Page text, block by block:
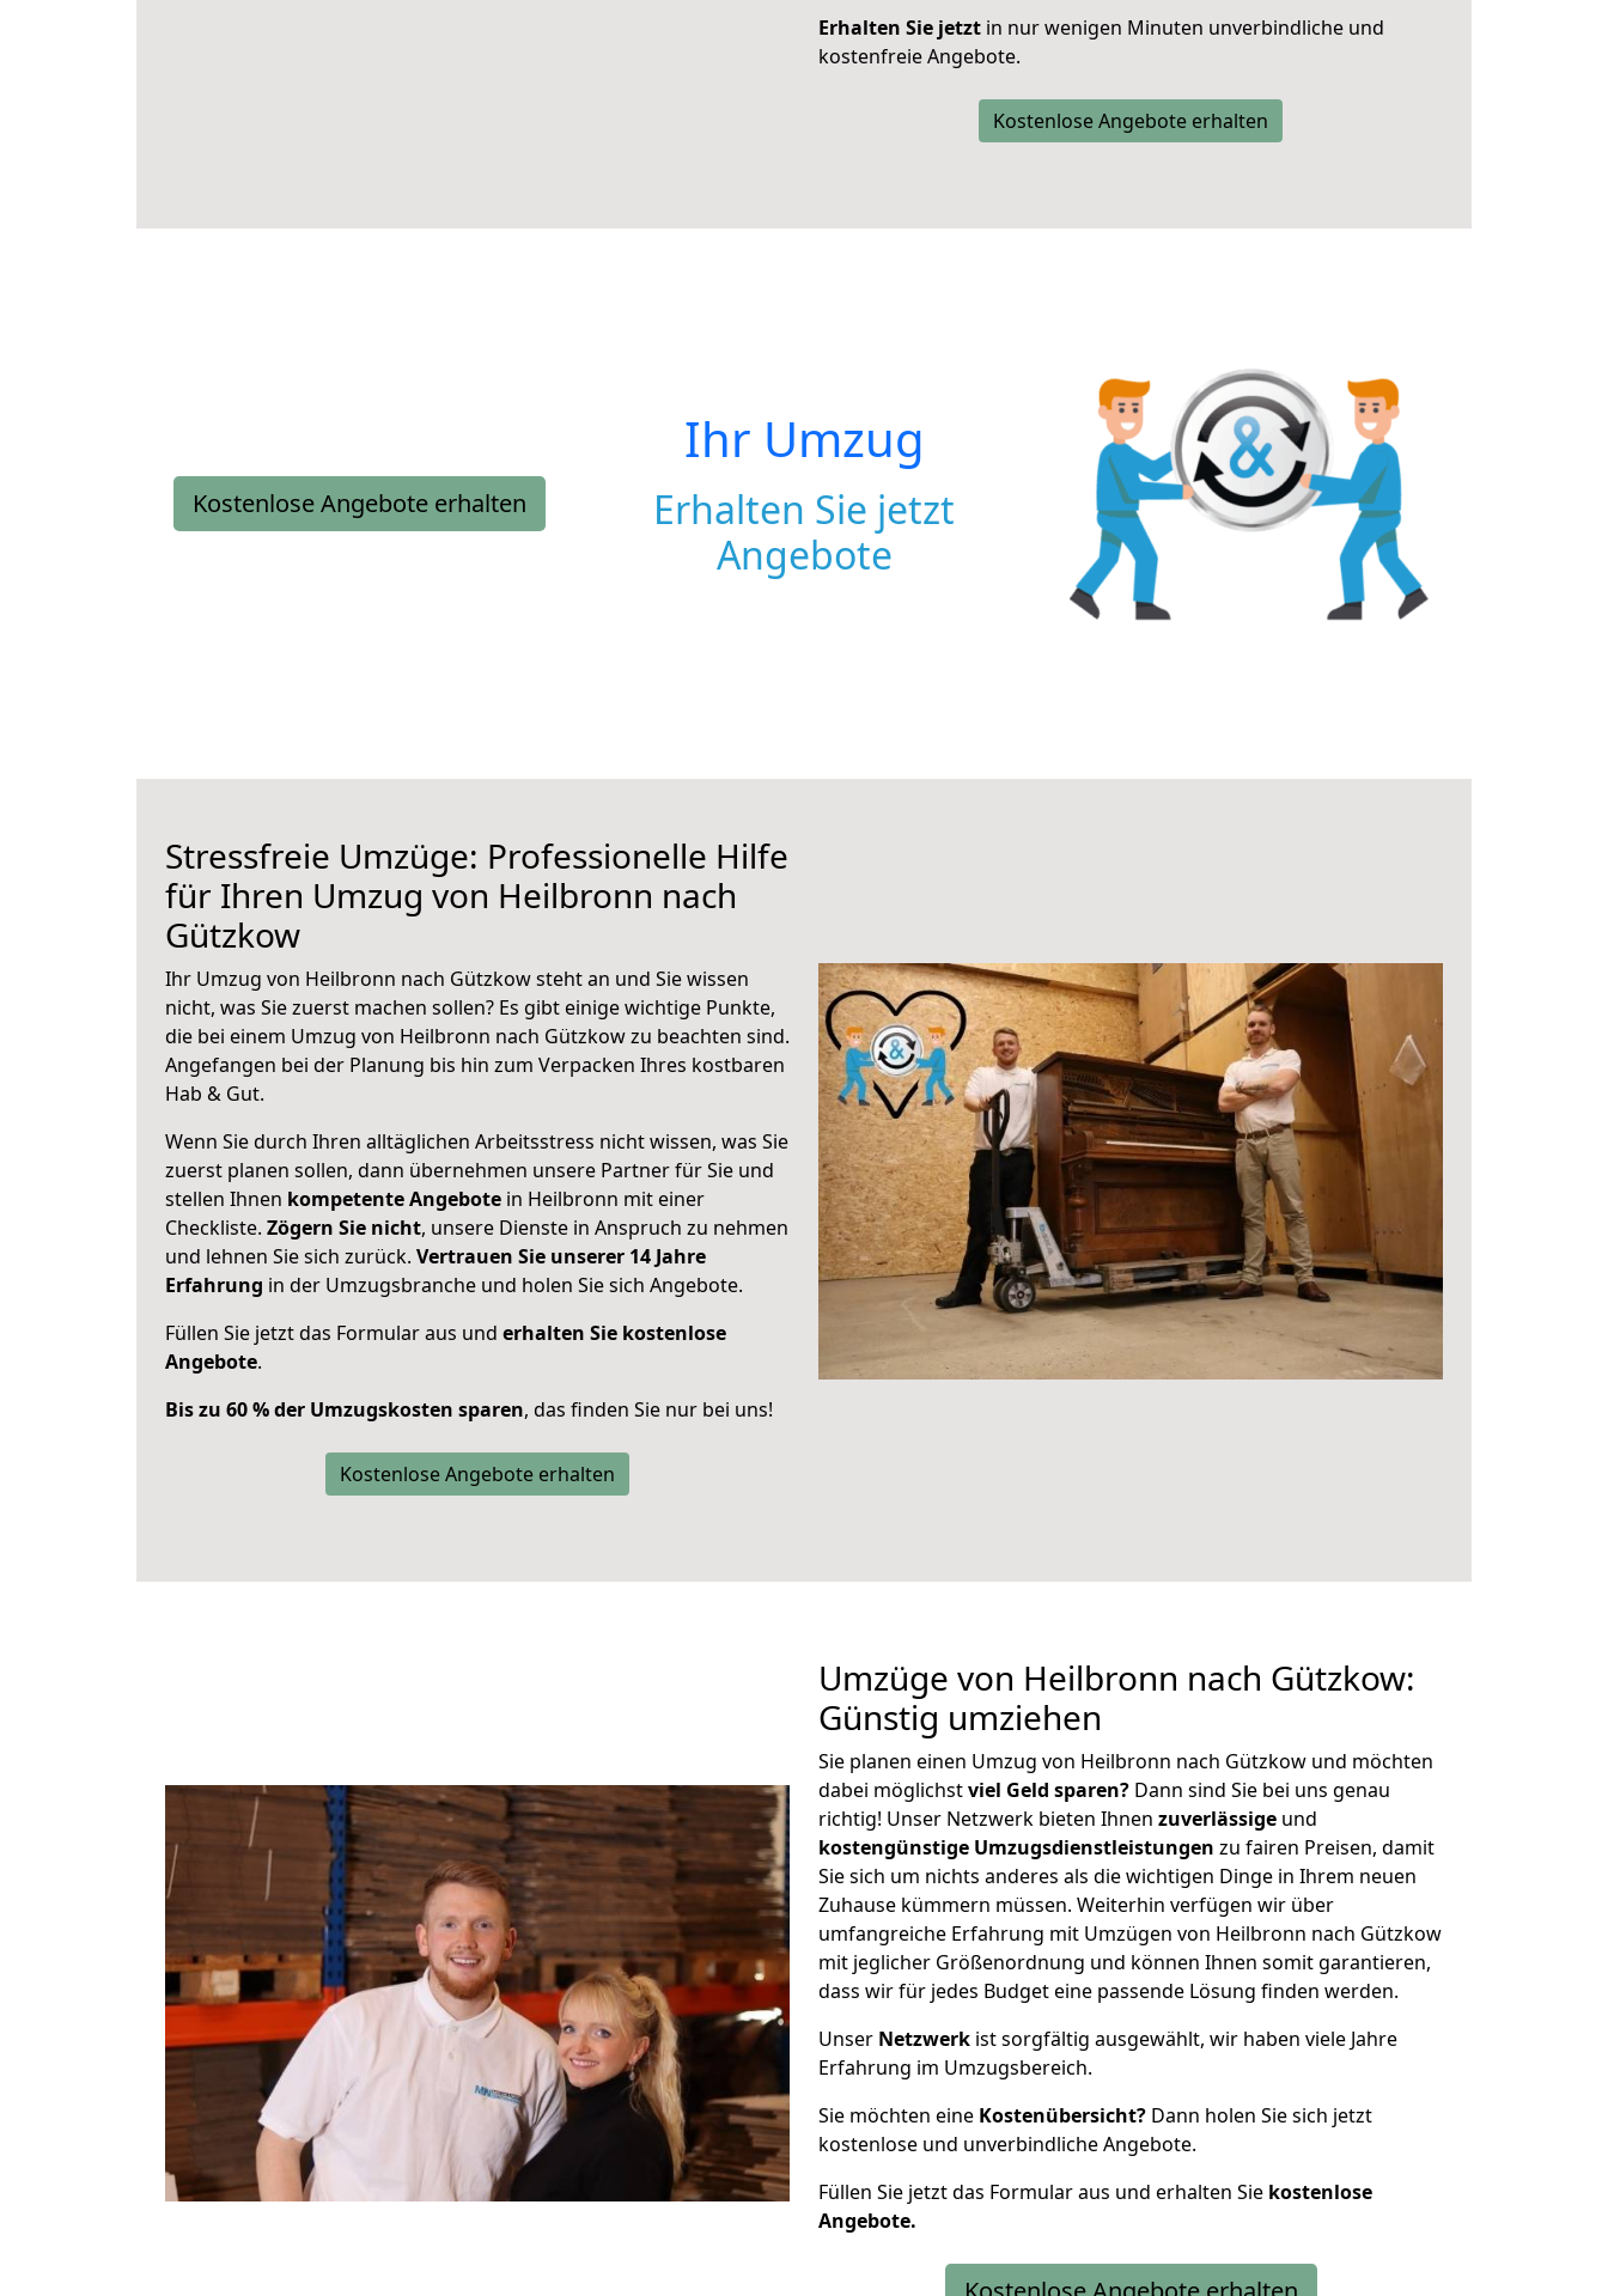
Erhalten Sie jetzt in nur wenigen Minuten unverbindliche und
kostenfreie Angebote.
Kostenlose Angebote erhalten
Kostenlose Angebote erhalten
Ihr Umzug
Erhalten Sie jetzt
Angebote
Stressfreie Umzüge: Professionelle Hilfe
für Ihren Umzug von Heilbronn nach
Gützkow
Ihr Umzug von Heilbronn nach Gützkow steht an und Sie wissen
nicht, was Sie zuerst machen sollen? Es gibt einige wichtige Punkte,
die bei einem Umzug von Heilbronn nach Gützkow zu beachten sind.
Angefangen bei der Planung bis hin zum Verpacken Ihres kostbaren
Hab & Gut.
Wenn Sie durch Ihren alltäglichen Arbeitsstress nicht wissen, was Sie
zuerst planen sollen, dann übernehmen unsere Partner für Sie und
stellen Ihnen kompetente Angebote in Heilbronn mit einer
Checkliste. Zögern Sie nicht, unsere Dienste in Anspruch zu nehmen
und lehnen Sie sich zurück. Vertrauen Sie unserer 14 Jahre
Erfahrung in der Umzugsbranche und holen Sie sich Angebote.
Füllen Sie jetzt das Formular aus und erhalten Sie kostenlose
Angebote.
Bis zu 60 % der Umzugskosten sparen, das finden Sie nur bei uns!
Kostenlose Angebote erhalten
Umzüge von Heilbronn nach Gützkow:
Günstig umziehen
Sie planen einen Umzug von Heilbronn nach Gützkow und möchten
dabei möglichstviel Geld sparen? Dann sind Sie bei uns genau
richtig! Unser Netzwerk bieten Ihnen zuverlässige und
kostengünstige Umzugsdienstleistungen zu fairen Preisen, damit
Sie sich um nichts anderes als die wichtigen Dinge in Ihrem neuen
Zuhause kümmern müssen. Weiterhin verfügen wir über
umfangreiche Erfahrung mit Umzügen von Heilbronn nach Gützkow
mit jeglicher Größenordnung und können Ihnen somit garantieren,
dass wir für jedes Budget eine passende Lösung finden werden.
Unser Netzwerk ist sorgfältig ausgewählt, wir haben viele Jahre
Erfahrung im Umzugsbereich.
Sie möchten eine Kostenübersicht? Dann holen Sie sich jetzt
kostenlose und unverbindliche Angebote.
Füllen Sie jetzt das Formular aus und erhalten Sie kostenlose
Angebote.